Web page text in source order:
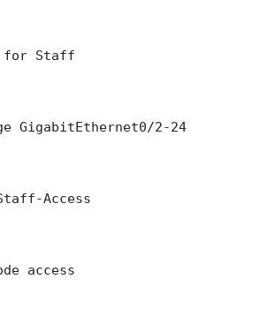
for Staff
GigabitEthernet0/2-24
Access
access